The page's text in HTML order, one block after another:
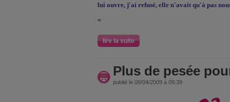
lui ouvre, j'ai refusé, elle n'avait qu'à pas
<
lire la suite
Plus de pesée
publié le 09/04/2009 à 09:39